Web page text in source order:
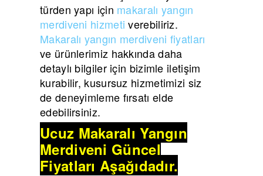
türden yapı için makaralı yangın
merdiveni hizmeti verebiliriz.
Makaralı yangın merdiveni fiyatları
ve ürünlerimiz hakkında daha
detaylı bilgiler için bizimle iletişim
kurabilir, kusursuz hizmetimizi siz
de deneyimleme fırsatı elde
edebilirsiniz.
Ucuz Makaralı Yangın
Merdiveni Güncel
Fiyatları Aşağıdadır.